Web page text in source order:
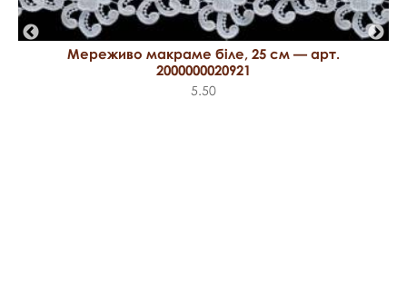
Мереживо макраме біле, 25 см — арт.
2000000020921
5.50